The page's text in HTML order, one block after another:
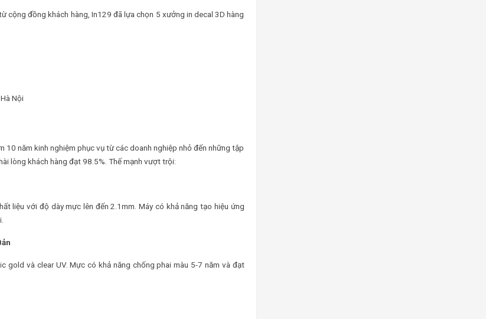
cộng đồng khách hàng, In129 đã lựa chọn 5 xưởng in decal 3D hàng
Nội
năm kinh nghiệm phục vụ từ các doanh nghiệp nhỏ đến những tập
lòng khách hàng đạt 98.5%. Thế mạnh vượt trội:
liệu với độ dày mực lên đến 2.1mm. Máy có khả năng tạo hiệu ứng
gold và clear UV. Mực có khả năng chống phai màu 5-7 năm và đạt